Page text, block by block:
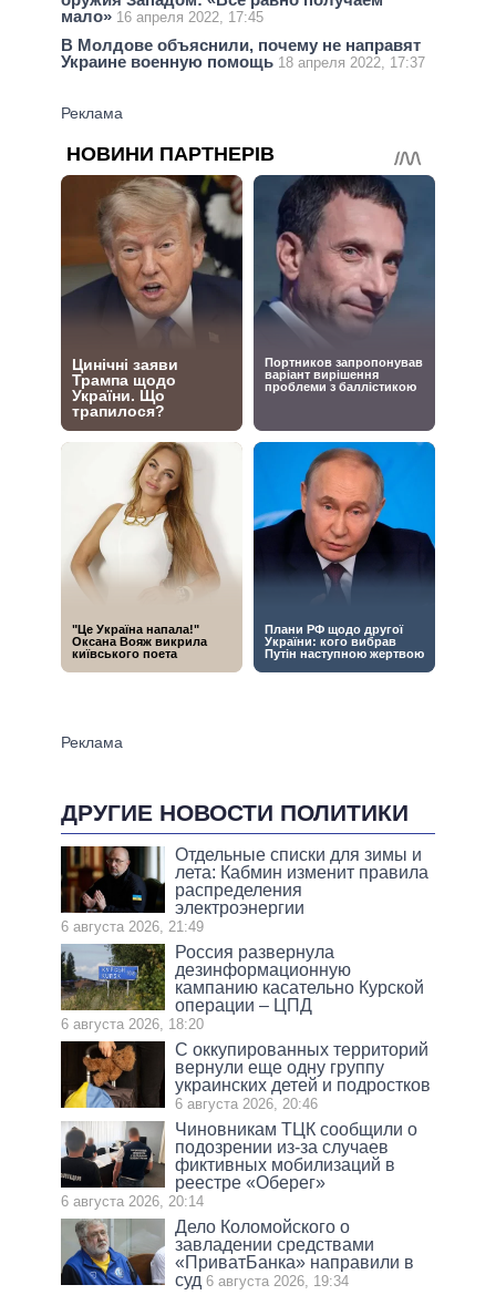
мало» 16 апреля 2022, 17:45
В Молдове объяснили, почему не направят
Украине военную помощь 18 апреля 2022, 17:37
ДРУГИЕ НОВОСТИ ПОЛИТИКИ
Отдельные списки для зимы и
лета: Кабмин изменит правила
распределения
электроэнергии
6 августа 2026, 21:49
Россия развернула
дезинформационную
кампанию касательно Курской
операции – ЦПД
6 августа 2026, 18:20
С оккупированных территорий
вернули еще одну группу
украинских детей и подростков
6 августа 2026, 20:46
Чиновникам ТЦК сообщили о
подозрении из-за случаев
фиктивных мобилизаций в
реестре «Оберег»
6 августа 2026, 20:14
Дело Коломойского о
завладении средствами
«ПриватБанка» направили в
суд 6 августа 2026, 19:34